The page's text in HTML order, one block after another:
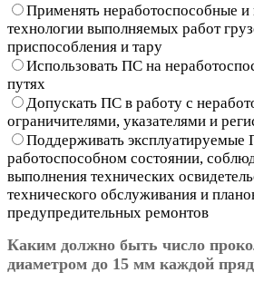
Применять неработоспособные и
технологии выполняемых работ
приспособления и тару
Использовать ПС на
путях
Допускать ПС в работу с
ограничителями, указателями и
Поддерживать эксплуатируемые
работоспособном состоянии,
выполнения технических
технического обслуживания и
предупредительных ремонтов
Каким должно быть число
диаметром до 15 мм каждой